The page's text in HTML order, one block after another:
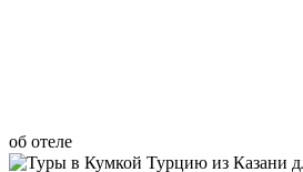
об отеле